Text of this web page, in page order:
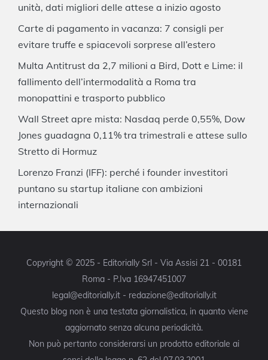
unità, dati migliori delle attese a inizio agosto
Carte di pagamento in vacanza: 7 consigli per
evitare truffe e spiacevoli sorprese all’estero
Multa Antitrust da 2,7 milioni a Bird, Dott e Lime: il
fallimento dell’intermodalità a Roma tra
monopattini e trasporto pubblico
Wall Street apre mista: Nasdaq perde 0,55%, Dow
Jones guadagna 0,11% tra trimestrali e attese sullo
Stretto di Hormuz
Lorenzo Franzi (IFF): perché i founder investitori
puntano su startup italiane con ambizioni
internazionali
Copyright © 2025 - Editorially Srl - Via Assisi 21 - 00181
Roma - P.Iva 16947451007
legal@editorially.it - redazione@editorially.it
Questo blog non è una testata giornalistica, in quanto viene
aggiornato senza alcuna periodicità.
Non può pertanto considerarsi un prodotto editoriale ai